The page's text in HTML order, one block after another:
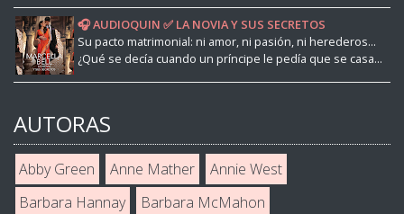
🎧 AUDIOQUIN ✅ LA NOVIA Y SUS SECRETOS
Su pacto matrimonial: ni amor, ni pasión, ni herederos...
¿Qué se decía cuando un príncipe le pedía que se casa...
AUTORAS
Abby Green Anne Mather
Annie West
Barbara Hannay
Barbara McMahon